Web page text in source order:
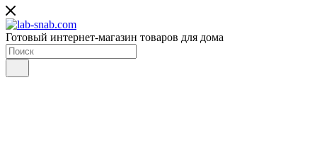
Готовый интернет-магазин товаров для дома